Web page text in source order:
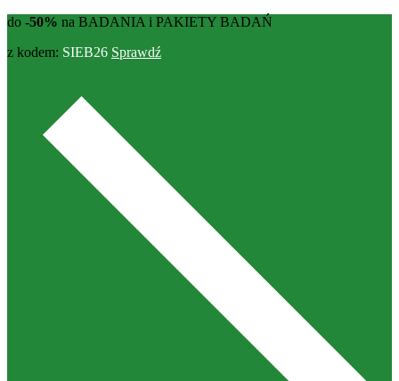
do -50% na BADANIA i PAKIETY BADAŃ
z kodem: SIEB26 Sprawdź